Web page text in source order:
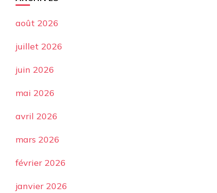
août 2026
juillet 2026
juin 2026
mai 2026
avril 2026
mars 2026
février 2026
janvier 2026